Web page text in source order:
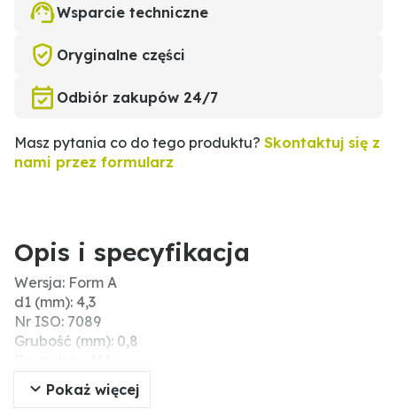
Wsparcie techniczne
Oryginalne części
Odbiór zakupów 24/7
Masz pytania co do tego produktu? Skontaktuj się z
nami przez formularz
Opis i specyfikacja
Wersja: Form A
d1 (mm): 4,3
Nr ISO: 7089
Grubość (mm): 0,8
DIN: 125
d2 (mm): 9
Pokaż więcej